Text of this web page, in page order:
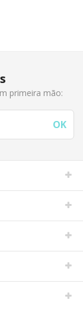
primeira mão: